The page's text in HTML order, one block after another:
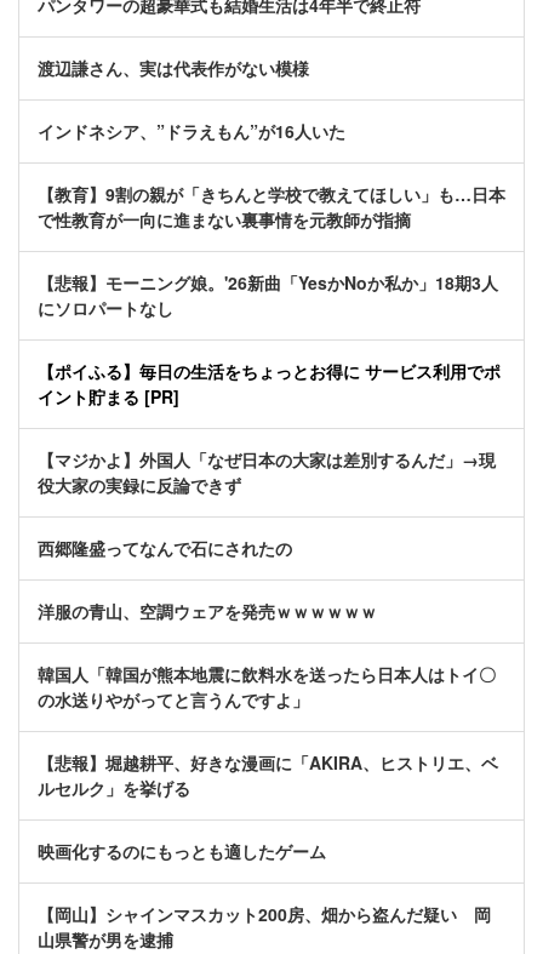
パンタワーの超豪華式も結婚生活は4年半で終止符
渡辺謙さん、実は代表作がない模様
インドネシア、”ドラえもん”が16人いた
【教育】9割の親が「きちんと学校で教えてほしい」も…日本
で性教育が一向に進まない裏事情を元教師が指摘
【悲報】モーニング娘。'26新曲「YesかNoか私か」18期3人
にソロパートなし
【ポイふる】毎日の生活をちょっとお得に サービス利用でポ
イント貯まる [PR]
【マジかよ】外国人「なぜ日本の大家は差別するんだ」→現
役大家の実録に反論できず
西郷隆盛ってなんで石にされたの
洋服の青山、空調ウェアを発売ｗｗｗｗｗｗ
韓国人「韓国が熊本地震に飲料水を送ったら日本人はトイ〇
の水送りやがってと言うんですよ」
【悲報】堀越耕平、好きな漫画に「AKIRA、ヒストリエ、ベ
ルセルク」を挙げる
映画化するのにもっとも適したゲーム
【岡山】シャインマスカット200房、畑から盗んだ疑い 岡
山県警が男を逮捕